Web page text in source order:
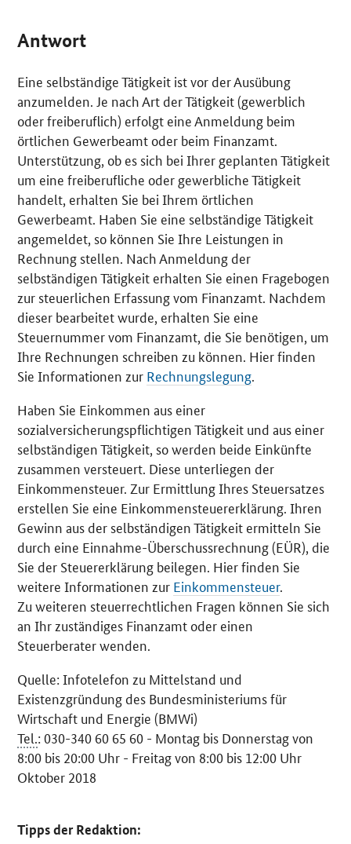
Antwort
Eine selbständige Tätigkeit ist vor der Ausübung
anzumelden. Je nach Art der Tätigkeit (gewerblich
oder freiberuflich) erfolgt eine Anmeldung beim
örtlichen Gewerbeamt oder beim Finanzamt.
Unterstützung, ob es sich bei Ihrer geplanten Tätigkeit
um eine freiberufliche oder gewerbliche Tätigkeit
handelt, erhalten Sie bei Ihrem örtlichen
Gewerbeamt. Haben Sie eine selbständige Tätigkeit
angemeldet, so können Sie Ihre Leistungen in
Rechnung stellen. Nach Anmeldung der
selbständigen Tätigkeit erhalten Sie einen Fragebogen
zur steuerlichen Erfassung vom Finanzamt. Nachdem
dieser bearbeitet wurde, erhalten Sie eine
Steuernummer vom Finanzamt, die Sie benötigen, um
Ihre Rechnungen schreiben zu können. Hier finden
Sie Informationen zur Rechnungslegung.
Haben Sie Einkommen aus einer
sozialversicherungspflichtigen Tätigkeit und aus einer
selbständigen Tätigkeit, so werden beide Einkünfte
zusammen versteuert. Diese unterliegen der
Einkommensteuer. Zur Ermittlung Ihres Steuersatzes
erstellen Sie eine Einkommensteuererklärung. Ihren
Gewinn aus der selbständigen Tätigkeit ermitteln Sie
durch eine Einnahme-Überschussrechnung (EÜR), die
Sie der Steuererklärung beilegen. Hier finden Sie
weitere Informationen zur Einkommensteuer.
Zu weiteren steuerrechtlichen Fragen können Sie sich
an Ihr zuständiges Finanzamt oder einen
Steuerberater wenden.
Quelle: Infotelefon zu Mittelstand und
Existenzgründung des Bundesministeriums für
Wirtschaft und Energie (BMWi)
Tel.: 030-340 60 65 60 - Montag bis Donnerstag von
8:00 bis 20:00 Uhr - Freitag von 8:00 bis 12:00 Uhr
Oktober 2018
Tipps der Redaktion: